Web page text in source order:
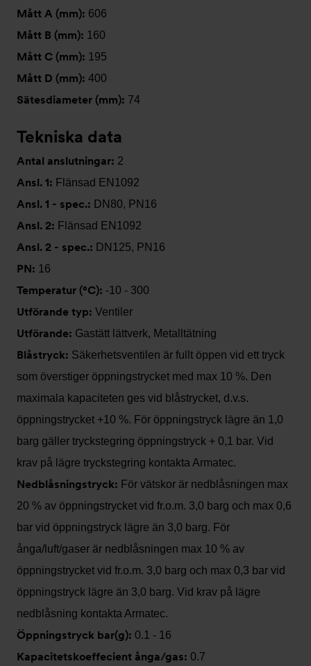
Mått A (mm): 606
Mått B (mm): 160
Mått C (mm): 195
Mått D (mm): 400
Sätesdiameter (mm): 74
Tekniska data
Antal anslutningar: 2
Ansl. 1: Flänsad EN1092
Ansl. 1 - spec.: DN80, PN16
Ansl. 2: Flänsad EN1092
Ansl. 2 - spec.: DN125, PN16
PN: 16
Temperatur (°C): -10 - 300
Utförande typ: Ventiler
Utförande: Gastätt lättverk, Metalltätning
Blåstryck: Säkerhetsventilen är fullt öppen vid ett tryck
som överstiger öppningstrycket med max 10 %. Den
maximala kapaciteten ges vid blåstrycket, d.v.s.
öppningstrycket +10 %. För öppningstryck lägre än 1,0
barg gäller tryckstegring öppningstryck + 0,1 bar. Vid
krav på lägre tryckstegring kontakta Armatec.
Nedblåsningstryck: För vätskor är nedblåsningen max
20 % av öppningstrycket vid fr.o.m. 3,0 barg och max 0,6
bar vid öppningstryck lägre än 3,0 barg. För
ånga/luft/gaser är nedblåsningen max 10 % av
öppningstrycket vid fr.o.m. 3,0 barg och max 0,3 bar vid
öppningstryck lägre än 3,0 barg. Vid krav på lägre
nedblåsning kontakta Armatec.
Öppningstryck bar(g): 0.1 - 16
Kapacitetskoeffecient ånga/gas: 0.7